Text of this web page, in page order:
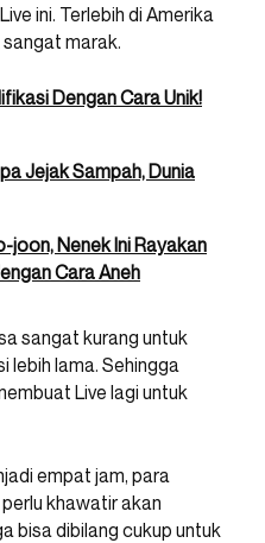
ini. Terlebih di Amerika
marak.
Dengan Cara Unik!
Jejak Sampah, Dunia
joon, Nenek Ini Rayakan
Cara Aneh
sangat kurang untuk
lebih lama. Sehingga
Live lagi untuk
empat jam, para
khawatir akan
bisa dibilang cukup untuk